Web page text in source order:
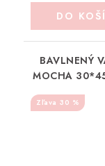
DO
BAVLNENÝ
MOCHA
MARICLO
30 %